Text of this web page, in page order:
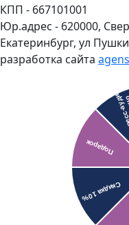
КПП - 667101001
Юр.адрес - 620000,
Екатеринбург, ул
разработка сайта